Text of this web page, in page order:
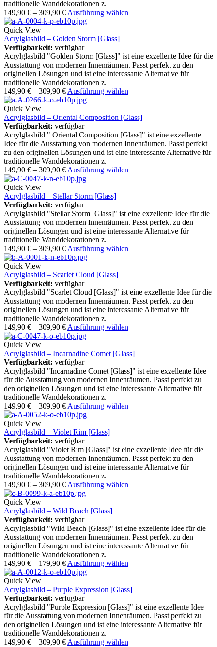
traditionelle Wanddekorationen z.
149,90 € – 309,90 € Ausführung wählen
Quick View
Acrylglasbild – Golden Storm [Glass]
Verfügbarkeit: verfügbar
Acrylglasbild "Golden Storm [Glass]" ist eine exzellente Idee für die
Ausstattung von modernen Innenräumen. Passt perfekt zu den
originellen Lösungen und ist eine interessante Alternative für
traditionelle Wanddekorationen z.
149,90 € – 309,90 € Ausführung wählen
Quick View
Acrylglasbild – Oriental Composition [Glass]
Verfügbarkeit: verfügbar
Acrylglasbild " Oriental Composition [Glass]" ist eine exzellente
Idee für die Ausstattung von modernen Innenräumen. Passt perfekt
zu den originellen Lösungen und ist eine interessante Alternative für
traditionelle Wanddekorationen z.
149,90 € – 309,90 € Ausführung wählen
Quick View
Acrylglasbild – Stellar Storm [Glass]
Verfügbarkeit: verfügbar
Acrylglasbild "Stellar Storm [Glass]" ist eine exzellente Idee für die
Ausstattung von modernen Innenräumen. Passt perfekt zu den
originellen Lösungen und ist eine interessante Alternative für
traditionelle Wanddekorationen z.
149,90 € – 309,90 € Ausführung wählen
Quick View
Acrylglasbild – Scarlet Cloud [Glass]
Verfügbarkeit: verfügbar
Acrylglasbild "Scarlet Cloud [Glass]" ist eine exzellente Idee für die
Ausstattung von modernen Innenräumen. Passt perfekt zu den
originellen Lösungen und ist eine interessante Alternative für
traditionelle Wanddekorationen z.
149,90 € – 309,90 € Ausführung wählen
Quick View
Acrylglasbild – Incarnadine Comet [Glass]
Verfügbarkeit: verfügbar
Acrylglasbild "Incarnadine Comet [Glass]" ist eine exzellente Idee
für die Ausstattung von modernen Innenräumen. Passt perfekt zu
den originellen Lösungen und ist eine interessante Alternative für
traditionelle Wanddekorationen z.
149,90 € – 309,90 € Ausführung wählen
Quick View
Acrylglasbild – Violet Rim [Glass]
Verfügbarkeit: verfügbar
Acrylglasbild "Violet Rim [Glass]" ist eine exzellente Idee für die
Ausstattung von modernen Innenräumen. Passt perfekt zu den
originellen Lösungen und ist eine interessante Alternative für
traditionelle Wanddekorationen z.
149,90 € – 309,90 € Ausführung wählen
Quick View
Acrylglasbild – Wild Beach [Glass]
Verfügbarkeit: verfügbar
Acrylglasbild "Wild Beach [Glass]" ist eine exzellente Idee für die
Ausstattung von modernen Innenräumen. Passt perfekt zu den
originellen Lösungen und ist eine interessante Alternative für
traditionelle Wanddekorationen z.
149,90 € – 179,90 € Ausführung wählen
Quick View
Acrylglasbild – Purple Expression [Glass]
Verfügbarkeit: verfügbar
Acrylglasbild "Purple Expression [Glass]" ist eine exzellente Idee
für die Ausstattung von modernen Innenräumen. Passt perfekt zu
den originellen Lösungen und ist eine interessante Alternative für
traditionelle Wanddekorationen z.
149,90 € – 309,90 € Ausführung wählen